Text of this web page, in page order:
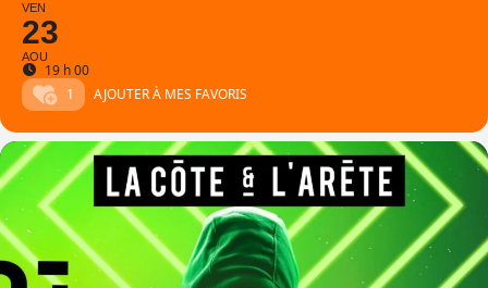
VEN
23
AOU
19 h 00
1
AJOUTER À MES FAVORIS